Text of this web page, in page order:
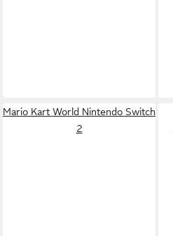
Mario Kart World Nintendo Switch
2